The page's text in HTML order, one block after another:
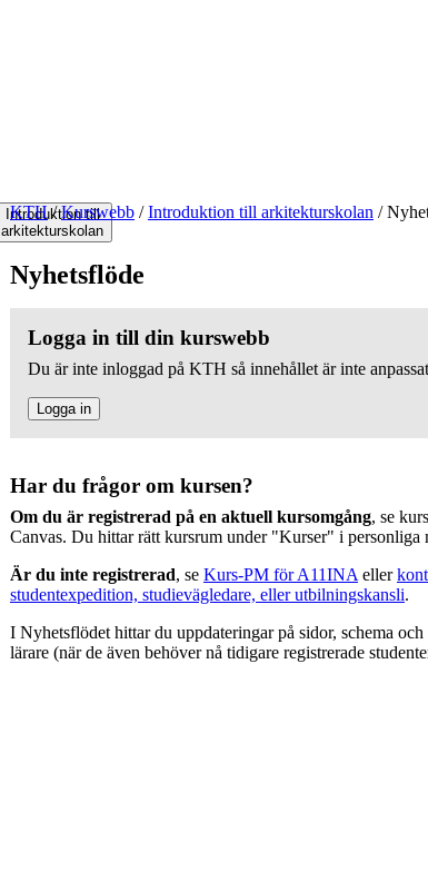
Introduktion till
arkitekturskolan
KTH / Kurswebb / Introduktion till arkitekturskolan /
Nyhetsflöde
Logga in till din kurswebb
Du är inte inloggad på KTH så innehållet är inte
Logga in
Har du frågor om kursen?
Om du är registrerad på en aktuell kursomgång, se
Canvas. Du hittar rätt kursrum under "Kurser" i personliga
Är du inte registrerad, se Kurs-PM för A11INA eller
studentexpedition, studievägledare, eller utbilningskansli.
I Nyhetsflödet hittar du uppdateringar på sidor, schema
lärare (när de även behöver nå tidigare registrerade